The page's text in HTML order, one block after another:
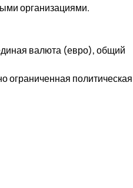
организациями.
валюта (евро), общий
политическая